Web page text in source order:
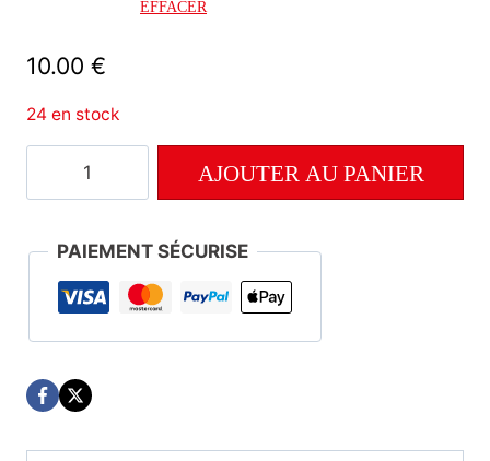
EFFACER
10.00 €
24 en stock
165
AJOUTER AU PANIER
PAIEMENT SÉCURISE